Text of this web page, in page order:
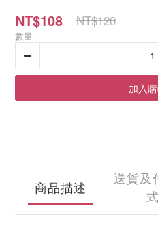
NT$108 NT$120
數量
加入
商品描述
送貨及
式